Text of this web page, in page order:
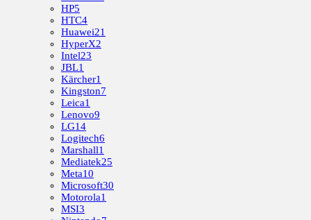
HP5
HTC4
Huawei21
HyperX2
Intel23
JBL1
Kärcher1
Kingston7
Leica1
Lenovo9
LG14
Logitech6
Marshall1
Mediatek25
Meta10
Microsoft30
Motorola1
MSI3